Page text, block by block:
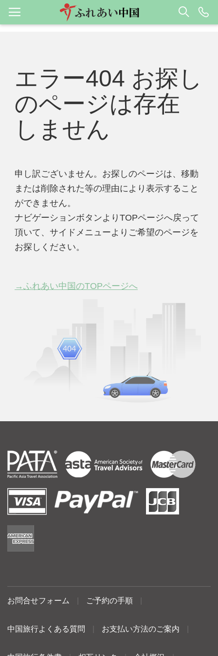
エラー404 お探し
のページは存在
しません
申し訳ございません。お探しのページは、移動
または削除された等の理由により表示すること
ができません。
ナビゲーションボタンよりTOPページへ戻って
頂いて、サイドメニューよりご希望のページを
お探しください。
→ふれあい中国のTOPページへ
お問合せフォーム ご予約の手順
中国旅行よくある質問 お支払い方法のご案内